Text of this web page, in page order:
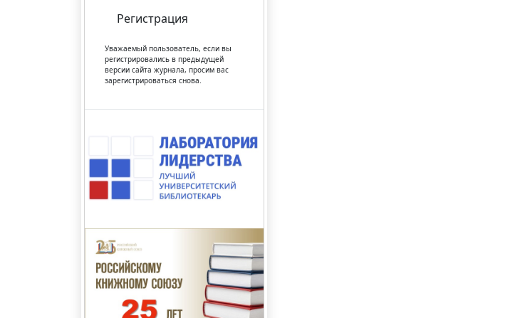
Регистрация
Уважаемый пользователь, если вы
регистрировались в предыдущей
версии сайта журнала, просим вас
зарегистрироваться снова.